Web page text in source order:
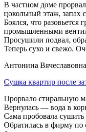
В частном доме
цокольный этаж, запах
Боялся, что
промышленными
Просушили подвал,
Теперь сухо и свежо.
Антонина Вячеславовна
Сушка квартир после
Прорвало стиральную
Вернулась — вода в
Сама пробовала
Обратилась в фирму по